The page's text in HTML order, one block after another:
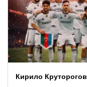
Кирило Круторогов